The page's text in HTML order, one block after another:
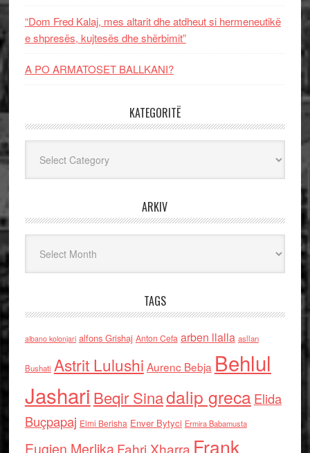
“Dom Fred Kalaj, mes altarit dhe atdheut si hermeneutikë
e shpresës, kujtesës dhe shërbimit”
A PO ARMATOSET BALLKANI?
KATEGORITË
ARKIV
TAGS
albano kolonjari alfons Grishaj Anton Cefa arben llalla asllan
Bushati Astrit Lulushi Aurenc Bebja Behlul
Jashari Beqir Sinadalip grecaElida
Buçpapaj Elmi Berisha Enver Bytyci Ermira Babamusta
Eugjen Merlika Fahri Xharra Frank